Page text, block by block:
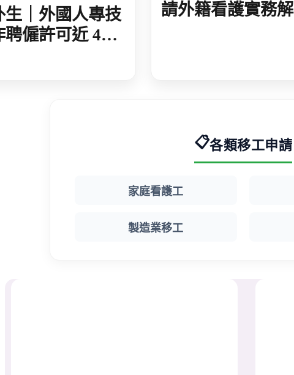
生｜外國人專技
聘僱許可近 4
請外籍看護實務解
📋各類移工申請
家庭看護工
製造業移工